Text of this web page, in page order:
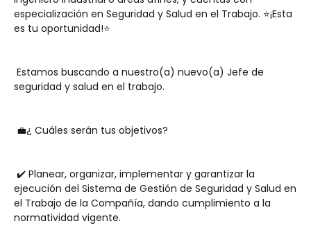
especialización en Seguridad y Salud en el Trabajo. ⭐️¡Esta
es tu oportunidad!⭐️
Estamos buscando a nuestro(a) nuevo(a) Jefe de
seguridad y salud en el trabajo.
💼¿ Cuáles serán tus objetivos?
✔️ Planear, organizar, implementar y garantizar la
ejecución del Sistema de Gestión de Seguridad y Salud en
el Trabajo de la Compañía, dando cumplimiento a la
normatividad vigente.